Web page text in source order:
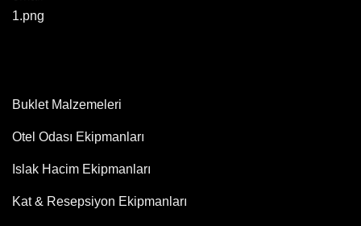
Buklet Malzemeleri
Otel Odası Ekipmanları
Islak Hacim Ekipmanları
Kat & Resepsiyon Ekipmanları